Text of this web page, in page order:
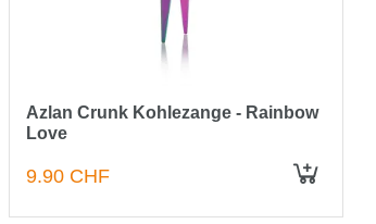
Azlan Crunk Kohlezange - Rainbow
Love
9.90 CHF